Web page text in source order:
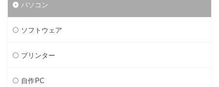
パソコン
ソフトウェア
プリンター
自作PC